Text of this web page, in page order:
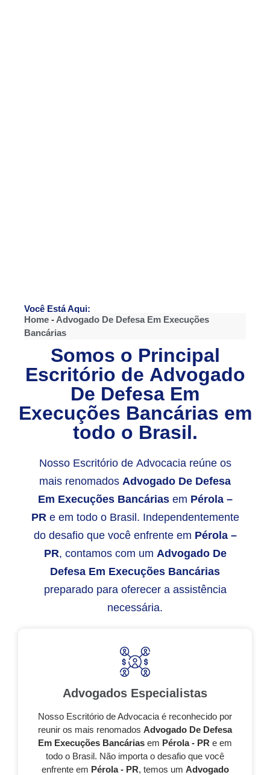
Você Está Aqui:
Home - Advogado De Defesa Em Execuções
Bancárias
Somos o Principal
Escritório de Advogado
De Defesa Em
Execuções Bancárias em
todo o Brasil.
Nosso Escritório de Advocacia reúne os
mais renomados Advogado De Defesa
Em Execuções Bancáriasem Pérola –
PRe em todo o Brasil. Independentemente
do desafio que você enfrente em Pérola –
PR, contamos com um Advogado De
Defesa Em Execuções Bancárias
preparado para oferecer a assistência
necessária.
Advogados Especialistas
Nosso Escritório de Advocacia é reconhecido por
reunir os mais renomados Advogado De Defesa
Em Execuções Bancárias em Pérola - PR e em
todo o Brasil. Não importa o desafio que você
enfrente em Pérola - PR, temos um Advogado